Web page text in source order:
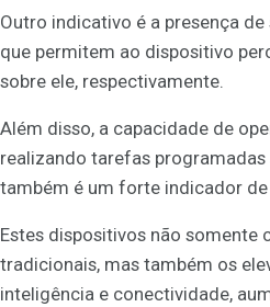
Outro indicativo é a presença
que permitem ao dispositivo
sobre ele, respectivamente.
Além disso, a capacidade de
realizando tarefas
também é um forte indicador
Estes dispositivos não somente
tradicionais, mas também os
inteligência e conectividade,